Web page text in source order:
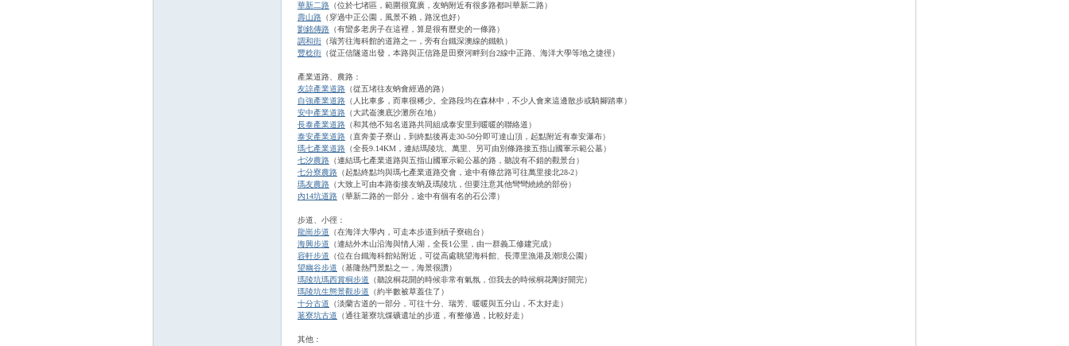
華新二路 （位於七堵區，範圍很寬廣，友蚋附近有很多路都叫華新二路）
壽山路 （穿過中正公園，風景不賴，路況也好）
劉銘傳路 （有蠻多老房子在這裡，算是很有歷史的一條路）
調和街 （瑞芳往海科館的道路之一，旁有台鐵深澳線的鐵軌）
豐稔街 （從正信隧道出發，本路與正信路是田寮河畔到台2線中正路、海洋大學等地之捷徑）
產業道路、農路：
友諒產業道路 （從五堵往友蚋會經過的路）
自強產業道路 （人比車多，而車很稀少。全路段均在森林中，不少人會來這邊散步或騎腳踏車）
安中產業道路 （大武崙澳底沙灘所在地）
長泰產業道路 （和其他不知名道路共同組成泰安里到暖暖的聯絡道）
泰安產業道路 （直奔姜子寮山，到終點後再走30-50分即可達山頂，起點附近有泰安瀑布）
瑪七產業道路 （全長9.14KM，連結瑪陵坑、萬里、另可由別條路接五指山國軍示範公墓）
七汐農路 （連結瑪七產業道路與五指山國軍示範公墓的路，聽說有不錯的觀景台）
七分寮農路 （起點終點均與瑪七產業道路交會，途中有條岔路可往萬里接北28-2）
瑪友農路 （大致上可由本路銜接友蚋及瑪陵坑，但要注意其他彎彎繞繞的部份）
內14坑道路 （華新二路的一部分，途中有個有名的石公潭）
步道、小徑：
龍崗步道 （在海洋大學內，可走本步道到槓子寮砲台）
海興步道 （連結外木山沿海與情人湖，全長1公里，由一群義工修建完成）
容軒步道 （位在台鐵海科館站附近，可從高處眺望海科館、長潭里漁港及潮境公園）
望幽谷步道 （基隆熱門景點之一，海景很讚）
瑪陵坑瑪西賞桐步道 （聽說桐花開的時候非常有氣氛，但我去的時候桐花剛好開完）
瑪陵坑生態景觀步道 （約半數被草蓋住了）
十分古道 （淡蘭古道的一部分，可往十分、瑞芳、暖暖與五分山，不太好走）
荖寮坑古道 （通往荖寮坑煤礦遺址的步道，有整修過，比較好走）
其他：